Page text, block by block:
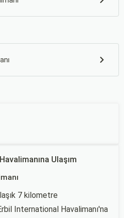
Ulaşım
7 kilometre
International Havalimanı'na